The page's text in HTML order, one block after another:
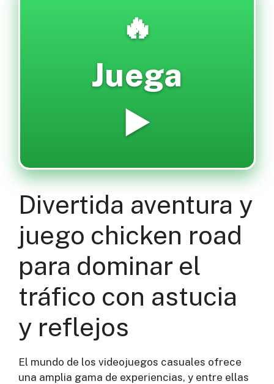
🔥
Juega
▶️
Divertida aventura y
juego chicken road
para dominar el
tráfico con astucia
y reflejos
El mundo de los videojuegos casuales ofrece
una amplia gama de experiencias, y entre ellas